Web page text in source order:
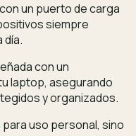
un puerto de carga
siempre
día.
con un
laptop, asegurando
y organizados.
uso personal, sino